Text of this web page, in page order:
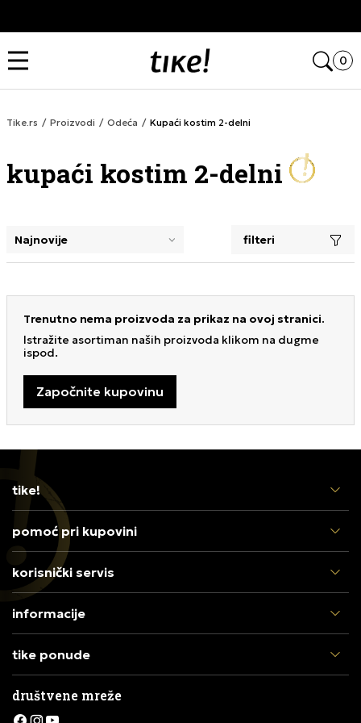
0
Tike.rs Proizvodi Odeća Kupaći kostim 2-delni
kupaći kostim 2-delni
selecting a filter closes the filters and loads new
filteri
Trenutno nema proizvoda za prikaz na ovoj stranici.
Istražite asortiman naših proizvoda klikom na dugme
ispod.
Započnite kupovinu
tike!
pomoć pri kupovini
korisnički servis
informacije
tike ponude
društvene mreže